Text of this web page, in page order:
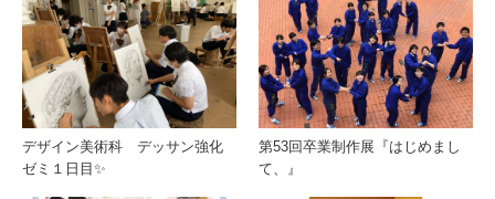
デザイン美術科 デッサン強化
ゼミ１日目✨
第53回卒業制作展『はじめまし
て、』